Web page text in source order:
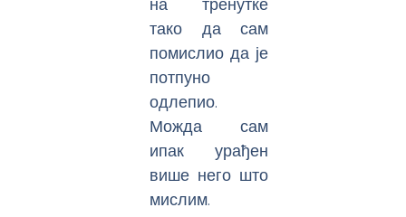
тако да сам
помислио да је
потпуно
одлепио.
Можда сам
ипак урађен
више него што
мислим.